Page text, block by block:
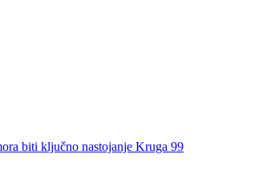
biti ključno nastojanje Kruga 99